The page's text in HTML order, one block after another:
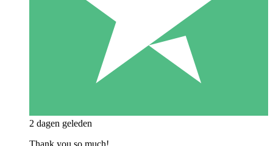
2 dagen geleden
Thank you so much!